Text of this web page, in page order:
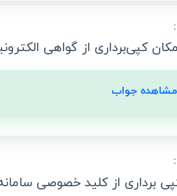
کپی‌برداری از گواهی
مشاهده جواب
برداری از کلید خصوصی